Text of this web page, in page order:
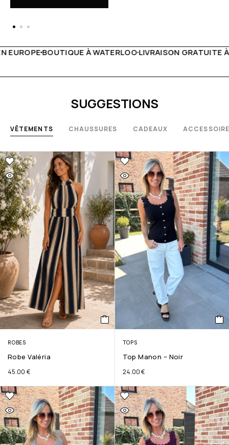
LIVRAISON GRATUITE À PARTIR DE 150€LIVE
SUGGESTIONS
VÊTEMENTS CHAUSSURES CADEAUX
ROBES
Robe Valéria
45.00 €
TOPS
Top Manon – Noir
24.00€